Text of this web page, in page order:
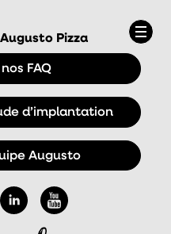
Augusto Pizza
FAQ
d’implantation
Augusto